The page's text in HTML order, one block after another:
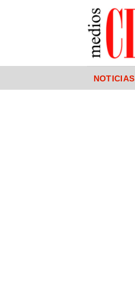
NOTICIAS